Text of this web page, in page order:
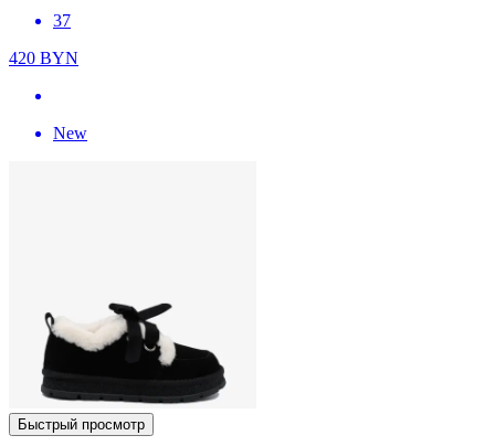
37
420 BYN
New
Быстрый просмотр